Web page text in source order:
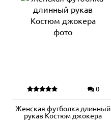
0
Женская футболка длинный
рукав Костюм джокера